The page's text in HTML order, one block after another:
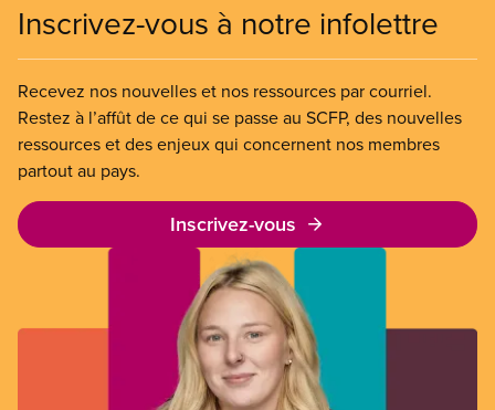
Inscrivez-vous à notre infolettre
Recevez nos nouvelles et nos ressources par courriel.
Restez à l’affût de ce qui se passe au SCFP, des nouvelles
ressources et des enjeux qui concernent nos membres
partout au pays.
Inscrivez-vous